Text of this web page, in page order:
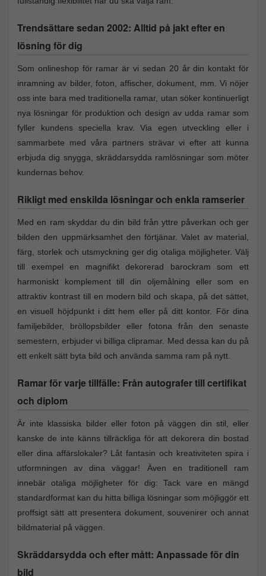
Trendsättare sedan 2002: Alltid på jakt efter en
lösning för dig
Som onlineshop för ramar är vi sedan 20 år din kontakt för
inramning av bilder, foton, affischer, dokument, mm. Vi nöjer
oss inte bara med traditionella ramar, utan söker kontinuerligt
nya lösningar för produktion och design av udda ramar som
fyller kundens speciella krav. Via egen utveckling eller i
sammarbete med våra partners strävar vi efter att kunna
erbjuda dig snygga, skräddarsydda ramlösningar som möter
kundernas behov.
Rikligt med enskilda lösningar och enkla ramserier
Med en ram skyddar du din bild från yttre påverkan och ger
bilden den uppmärksamhet den förtjänar. Valet av material,
färg, storlek och utsmyckning ger dig otaliga möjligheter. Välj
till exempel en magnifikt dekorerad barockram som ett
harmoniskt komplement till din oljemålning eller som en
attraktiv kontrast till en modern bild och skapa, på det sättet,
en visuell höjdpunkt i ditt hem eller på ditt kontor. För dina
familjebilder, bröllopsbilder eller fotona från den senaste
semestern, erbjuder vi billiga clipramar. Med dessa kan du på
ett enkelt sätt byta bild och använda samma ram på nytt.
Ramar för varje tillfälle: Från autografer till certifikat
och diplom
Är inte klassiska bilder eller foton på väggen din stil, eller
kanske de inte känns tillräckliga för att dekorera din bostad
eller dina affärslokaler? Låt fantasin och kreativiteten spira i
utformningen av dina väggar! Även en traditionell ram
innebär otaliga möjligheter för dig: Tack vare en mängd
standardformat kan du hitta billiga lösningar som möjliggör ett
proffsigt sätt att presentera dokument, souvenirer och annat
bildmaterial på väggen.
Skräddarsydda och efter mått: Anpassade för din
bild